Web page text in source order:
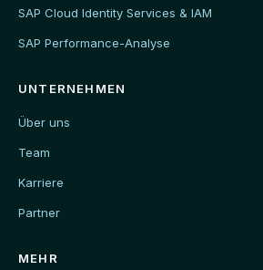
SAP Cloud Identity Services & IAM
SAP Performance-Analyse
UNTERNEHMEN
Über uns
Team
Karriere
Partner
MEHR